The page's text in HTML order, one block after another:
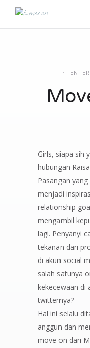
Girls, siapa sih
hubungan
Pasangan
menjadi
relationship
mengambil
lagi. Penyanyi
tekanan dari
di akun social
salah satunya
kekecewaan di
twitternya?
Hal ini selalu
anggun dan
move on dari